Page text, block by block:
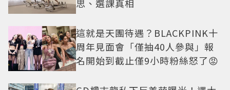
思、選課真相
這就是天團待遇？BLACKPINK十
周年見面會「僅抽40人參與」報
名開始到截止僅9小時粉絲怒了😡